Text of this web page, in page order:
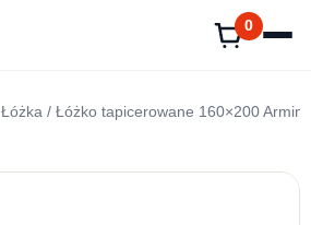
0
Łóżka / Łóżko tapicerowane 160×200 Armin